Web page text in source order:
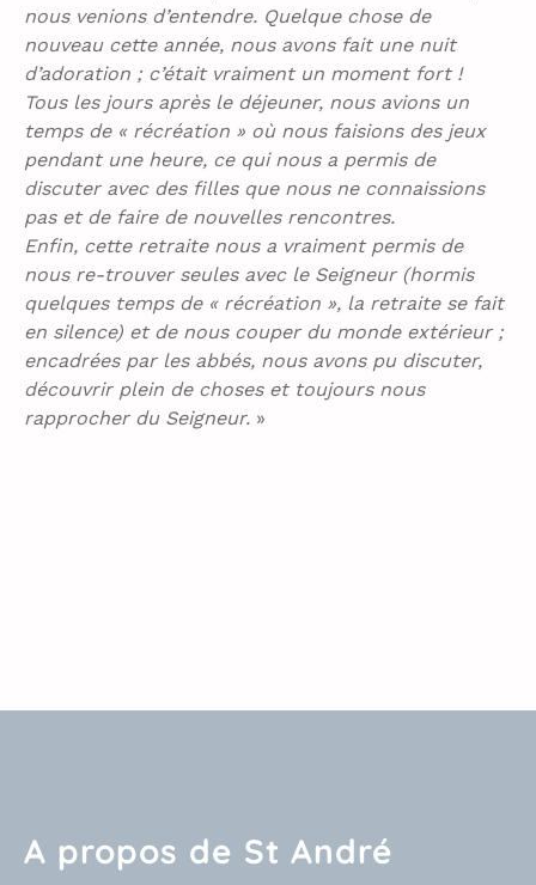
nous venions d’entendre. Quelque chose de
nouveau cette année, nous avons fait une nuit
d’adoration ; c’était vraiment un moment fort !
Tous les jours après le déjeuner, nous avions un
temps de « récréation » où nous faisions des jeux
pendant une heure, ce qui nous a permis de
discuter avec des filles que nous ne connaissions
pas et de faire de nouvelles rencontres.
Enfin, cette retraite nous a vraiment permis de
nous re-trouver seules avec le Seigneur (hormis
quelques temps de « récréation », la retraite se fait
en silence) et de nous couper du monde extérieur ;
encadrées par les abbés, nous avons pu discuter,
découvrir plein de choses et toujours nous
rapprocher du Seigneur. »
A propos de St André